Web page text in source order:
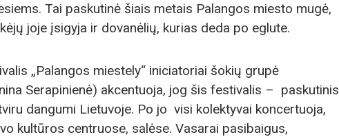
Tai paskutinė šiais metais Palangos miesto mugė,
joje įsigyja ir dovanėlių, kurias deda po eglute.
„Palangos miestely“ iniciatoriai šokių grupė
Serapinienė) akcentuoja, jog šis festivalis – paskutinis
dangumi Lietuvoje. Po jo visi kolektyvai koncertuoja,
kultūros centruose, salėse. Vasarai pasibaigus,